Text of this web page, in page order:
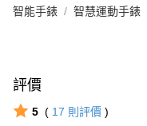
智能手錶 智慧運動手錶
評價
5 ( 17 則評價 )